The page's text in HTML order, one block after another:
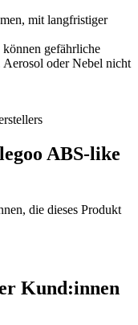
mit langfristiger
gefährliche
Aerosol oder Nebel nicht
ABS-like
die dieses Produkt
Kund:innen